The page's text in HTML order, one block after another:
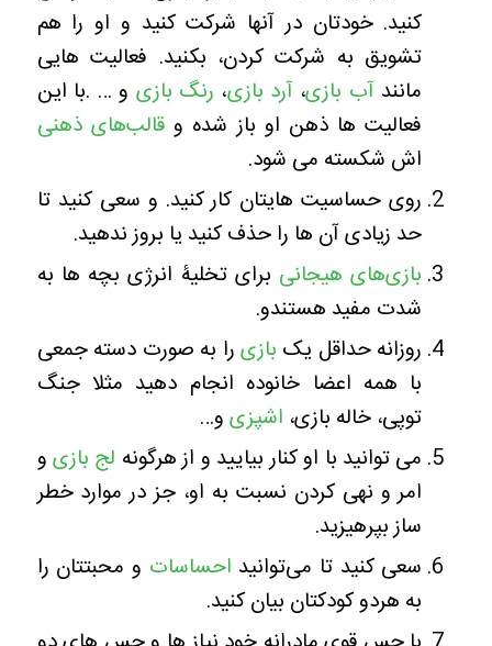
کنید. خودتان در آنها شرکت کنید و او را هم
تشویق به شرکت کردن، بکنید. فعالیت هایی
مانندآب بازی،آرد بازی، رنگ بازی و … .با این
فعالیت ها ذهن او باز شده وقالب‌های ذهنی
اش شکسته می شود.
روی حساسیت هایتان کار کنید. و سعی کنید تا
حد زیادی آن ها را حذف کنید یا بروز ندهید.
بازی‌های هیجانی برای تخلیۀ انرژی بچه ها به
شدت مفید هستندو.
روزانه حداقل یک بازیرا به صورت دسته جمعی
با همه اعضا خانوده انجام دهید مثلا جنگ
توپی، خاله بازی، اشپزیو…
می توانید با او کنار بیایید و از هرگونه لج بازیو
امر و نهی کردن نسبت به او، جز در موارد خطر
ساز بپرهیزید.
سعی کنید تا می‌توانید احساسات و محبتتان را
به هردو کودکتان بیان کنید.